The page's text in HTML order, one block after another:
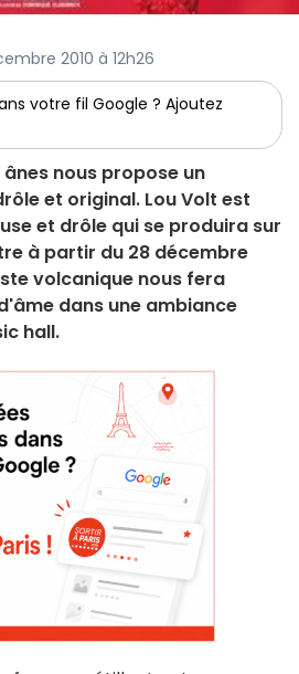
2010 à 12h26
votre fil Google ? Ajoutez
nous propose un
et original. Lou Volt est
et drôle qui se produira sur
à partir du 28 décembre
volcanique nous fera
dans une ambiance
hall.